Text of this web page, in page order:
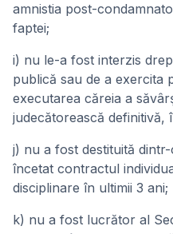
amnistia post-
faptei;
i) nu le-a fost interzis
publică sau de a exercita
executarea căreia a
judecătorească definitivă,
j) nu a fost destituită
încetat contractul
disciplinare în ultimii 3 ani;
k) nu a fost lucrător al